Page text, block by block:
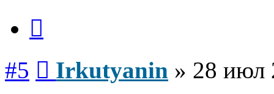
#5 Irkutyanin » 28 июл